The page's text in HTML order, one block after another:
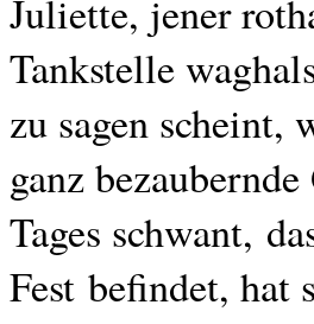
Juliette, jener
Tankstelle
zu sagen scheint,
ganz
Tages schwant,
Fest befindet, hat